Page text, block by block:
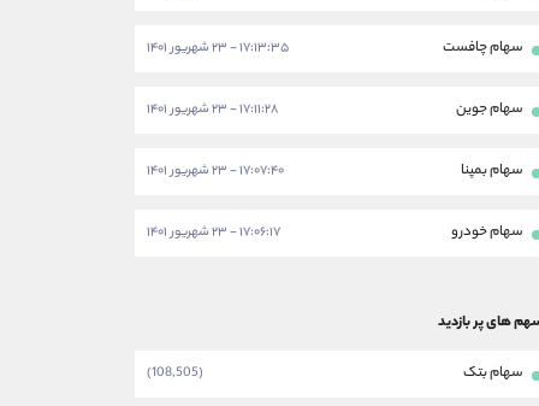
سهام چافست ۱۷:۱۳:۳۵ - ۲۳ شهریور ۱۴۰۱
سهام جوین ۱۷:۱۱:۲۸ - ۲۳ شهریور ۱۴۰۱
سهام بمپنا ۱۷:۰۷:۴۰ - ۲۳ شهریور ۱۴۰۱
سهام خودرو ۱۷:۰۶:۱۷ - ۲۳ شهریور ۱۴۰۱
های پر بازدید
سهام بتک (108,505)